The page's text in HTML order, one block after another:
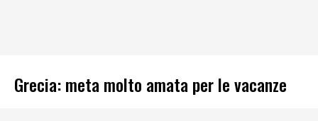
Grecia: meta molto amata per le vacanze